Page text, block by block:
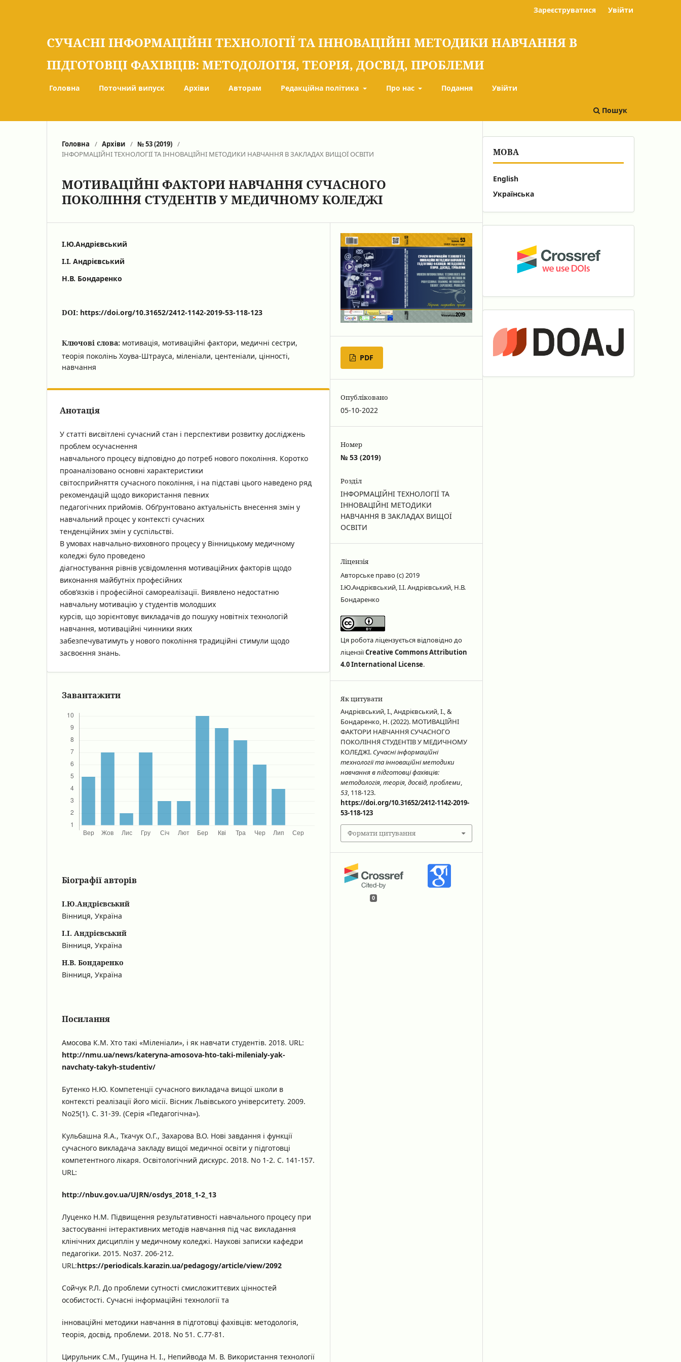
СУЧАСНІ ІНФОРМАЦІЙНІ ТЕХНОЛОГІЇ ТА ІННОВАЦІЙНІ МЕТОДИКИ НАВЧАННЯ В
ПІДГОТОВЦІ ФАХІВЦІВ: МЕТОДОЛОГІЯ, ТЕОРІЯ, ДОСВІД, ПРОБЛЕМИ
Головна Поточний випуск Архіви Авторам Редакційна політика Про нас Подання Увійти
Пошук
Зареєструватися Увійти
Головна / Архіви / № 53 (2019) /
ІНФОРМАЦІЙНІ ТЕХНОЛОГІЇ ТА ІННОВАЦІЙНІ МЕТОДИКИ НАВЧАННЯ В ЗАКЛАДАХ ВИЩОЇ ОСВІТИ
МОТИВАЦІЙНІ ФАКТОРИ НАВЧАННЯ СУЧАСНОГО
ПОКОЛІННЯ СТУДЕНТІВ У МЕДИЧНОМУ КОЛЕДЖІ
І.Ю.Андрієвський
І.І. Андрієвський
Н.В. Бондаренко
DOI: https://doi.org/10.31652/2412-1142-2019-53-118-123
Ключові слова: мотивація, мотиваційні фактори, медичні сестри,
теорія поколінь Хоува-Штрауса, міленіали, центеніали, цінності,
навчання
Анотація
У статті висвітлені сучасний стан і перспективи розвитку досліджень
проблем осучаснення
навчального процесу відповідно до потреб нового покоління. Коротко
проаналізовано основні характеристики
світосприйняття сучасного покоління, і на підставі цього наведено ряд
рекомендацій щодо використання певних
педагогічних прийомів. Обґрунтовано актуальність внесення змін у
навчальний процес у контексті сучасних
тенденційних змін у суспільстві.
В умовах навчально-виховного процесу у Вінницькому медичному
коледжі було проведено
діагностування рівнів усвідомлення мотиваційних факторів щодо
виконання майбутніх професійних
обов’язків і професійної самореалізації. Виявлено недостатню
навчальну мотивацію у студентів молодших
курсів, що зорієнтовує викладачів до пошуку новітніх технологій
навчання, мотиваційні чинники яких
забезпечуватимуть у нового покоління традиційні стимули щодо
засвоєння знань.
Завантажити
Біографії авторів
І.Ю.Андрієвський
Вінниця, Україна
І.І. Андрієвський
Вінниця, Україна
Н.В. Бондаренко
Вінниця, Україна
Посилання
Амосова К.М. Хто такі «Міленіали», і як навчати студентів. 2018. URL:
http://nmu.ua/news/kateryna-amosova-hto-taki-milenialy-yak-
navchaty-takyh-studentiv/
Бутенко Н.Ю. Компетенції сучасного викладача вищої школи в
контексті реалізації його місії. Вісник Львівського університету. 2009.
No25(1). С. 31-39. (Серія «Педагогічна»).
Кульбашна Я.А., Ткачук О.Г., Захарова В.О. Нові завдання і функції
сучасного викладача закладу вищої медичної освіти у підготовці
компетентного лікаря. Освітологічний дискурс. 2018. No 1-2. С. 141-157.
URL:
http://nbuv.gov.ua/UJRN/osdys_2018_1-2_13
Луценко Н.М. Підвищення результативності навчального процесу при
застосуванні інтерактивних методів навчання під час викладання
клінічних дисциплін у медичному коледжі. Наукові записки кафедри
педагогіки. 2015. No37. 206-212.
URL:https://periodicals.karazin.ua/pedagogy/article/view/2092
Сойчук Р.Л. До проблеми сутності смисложиттєвих цінностей
особистості. Сучасні інформаційні технології та
інноваційні методики навчання в підготовці фахівців: методологія,
теорія, досвід, проблеми. 2018. No 51. С.77-81.
Цирульник С.М., Гущина Н. І., Непийвода М. В. Використання технології
PDF
Опубліковано
05-10-2022
Номер
№ 53 (2019)
Розділ
ІНФОРМАЦІЙНІ ТЕХНОЛОГІЇ ТА
ІННОВАЦІЙНІ МЕТОДИКИ
НАВЧАННЯ В ЗАКЛАДАХ ВИЩОЇ
ОСВІТИ
Ліцензія
Авторське право (c) 2019
І.Ю.Андрієвський, І.І. Андрієвський, Н.В.
Бондаренко
Ця робота ліцензується відповідно до
ліцензіїCreative Commons Attribution
4.0 International License.
Як цитувати
Андрієвський, І., Андрієвський, І., &
Бондаренко, Н. (2022). МОТИВАЦІЙНІ
ФАКТОРИ НАВЧАННЯ СУЧАСНОГО
ПОКОЛІННЯ СТУДЕНТІВ У МЕДИЧНОМУ
КОЛЕДЖІ. Сучасні інформаційні
технології та інноваційні методики
навчання в підготовці фахівців:
методологія, теорія, досвід, проблеми,
53, 118-123.
https://doi.org/10.31652/2412-1142-2019-
53-118-123
Формати цитування
0
МОВА
English
Українська